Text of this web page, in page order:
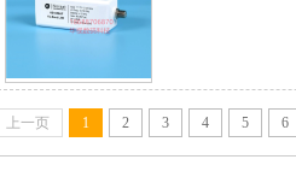
上一页 1 2 3 4 5 6